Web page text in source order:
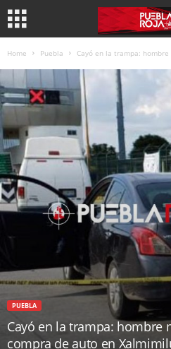
Home Puebla Cayó en la trampa:
PUEBLA
Cayó en la trampa: hombre
compra de auto en